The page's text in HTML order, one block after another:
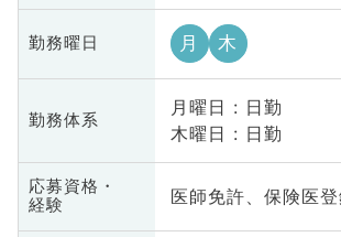
勤務曜日 月 木
勤務体系
月曜日 : 日勤
木曜日 : 日勤
応募資格・
経験
医師免許、保険医